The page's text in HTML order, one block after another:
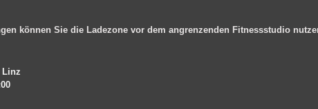
können Sie die Ladezone vor dem angrenzenden Fitnessstudio
Linz